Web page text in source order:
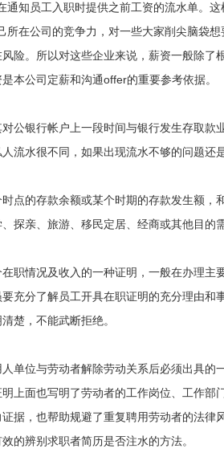
知员工入职时提供之前工资的流水单。
在公司的竞争力，对一些大家削尖脑袋
险。所以对这些企业来说，薪资一般除了
本公司定薪和沟通offer的重要参考依据。
公银行帐户上一段时间与银行发生存取款
流水很不同，如果出现流水不够的问题还
点的存款余额或某个时期的存款发生额，
探亲、旅游、移民定居、经商或其他目的
职情况及收入的一种证明，一般在办理主
充分了解员工开具在职证明的充分理由和
楚，不能武断拒绝。
单位与劳动者解除劳动关系后必须出具的
上面也写明了劳动者的工作岗位、工作部
据，也帮助规避了重复聘用劳动者的法律
的辨别求职者简历是否注水的方法。